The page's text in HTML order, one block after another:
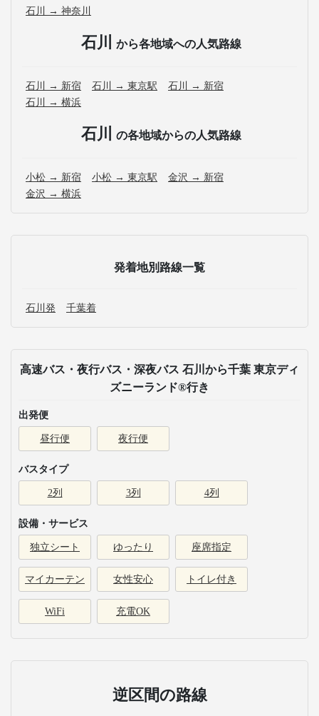
石川 → 神奈川
石川 から各地域への人気路線
石川 → 新宿 石川 → 東京駅
石川 → 新宿
石川 → 横浜
石川 の各地域からの人気路線
小松 → 新宿 小松 → 東京駅
金沢 → 新宿
金沢 → 横浜
発着地別路線一覧
石川発 千葉着
高速バス・夜行バス・深夜バス 石川から千葉 東京ディ
ズニーランド®行き
出発便
昼行便 夜行便
バスタイプ
2列 3列 4列
設備・サービス
独立シート ゆったり 座席指定
マイカーテン 女性安心 トイレ付き
WiFi 充電OK
逆区間の路線